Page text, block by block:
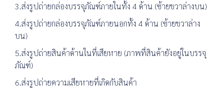
3.ส่งรูปถ่ายกล่องบรรจุภัณฑ์ภายในทั้ง 4 ด้าน (ซ้ายขวาล่างบน)
4.ส่งรูปถ่ายกล่องบรรจุภัณฑ์ภายนอกทั้ง 4 ด้าน (ซ้ายขวาล่าง
บน)
5.ส่งรูปถ่ายสินค้าด้านในที่เสียหาย (ภาพที่สินค้ายังอยู่ในบรรจุ
ภัณฑ์)
6.ส่งรูปถ่ายความเสียหายที่เกิดกับสินค้า